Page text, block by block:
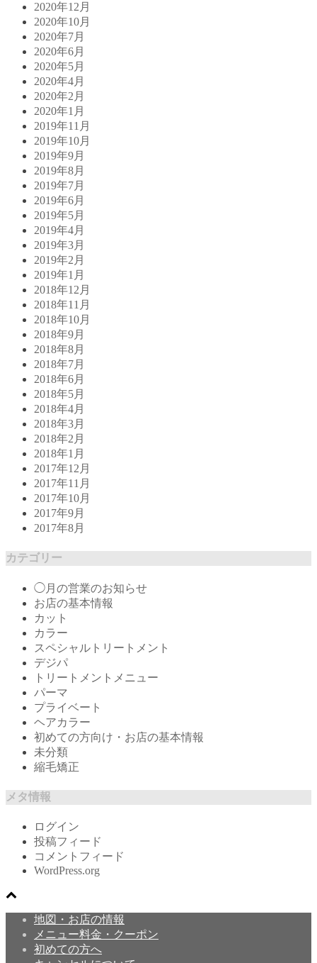
2020年12月
2020年10月
2020年7月
2020年6月
2020年5月
2020年4月
2020年2月
2020年1月
2019年11月
2019年10月
2019年9月
2019年8月
2019年7月
2019年6月
2019年5月
2019年4月
2019年3月
2019年2月
2019年1月
2018年12月
2018年11月
2018年10月
2018年9月
2018年8月
2018年7月
2018年6月
2018年5月
2018年4月
2018年3月
2018年2月
2018年1月
2017年12月
2017年11月
2017年10月
2017年9月
2017年8月
カテゴリー
◯月の営業のお知らせ
お店の基本情報
カット
カラー
スペシャルトリートメント
デジパ
トリートメントメニュー
パーマ
プライベート
ヘアカラー
初めての方向け・お店の基本情報
未分類
縮毛矯正
メタ情報
ログイン
投稿フィード
コメントフィード
WordPress.org
地図・お店の情報
メニュー料金・クーポン
初めての方へ